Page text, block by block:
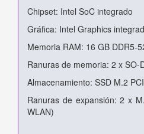
Chipset: Intel SoC integrado
Gráfica: Intel Graphics
Memoria RAM: 16 GB DDR5-
Ranuras de memoria: 2 x SO-
Almacenamiento: SSD M.2
Ranuras de expansión: 2 x
WLAN)